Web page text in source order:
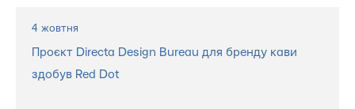
4 жовтня
Проєкт Directa Design Bureau для бренду кави
здобув Red Dot